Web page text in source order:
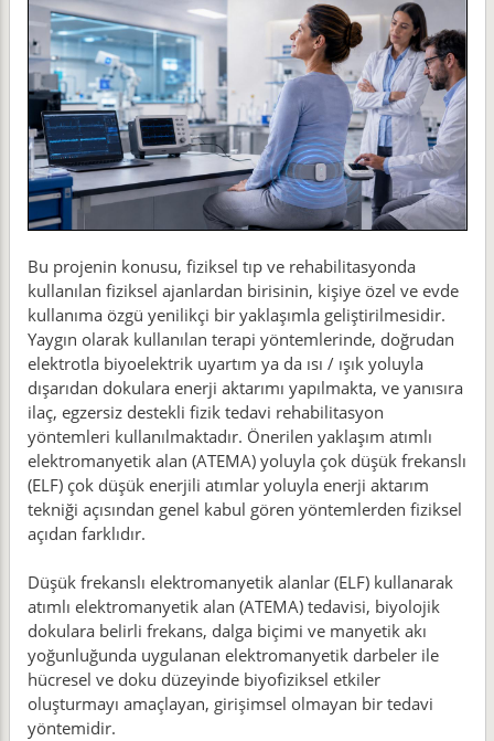
Bu projenin konusu, fiziksel tıp ve rehabilitasyonda
kullanılan fiziksel ajanlardan birisinin, kişiye özel ve evde
kullanıma özgü yenilikçi bir yaklaşımla geliştirilmesidir.
Yaygın olarak kullanılan terapi yöntemlerinde, doğrudan
elektrotla biyoelektrik uyartım ya da ısı / ışık yoluyla
dışarıdan dokulara enerji aktarımı yapılmakta, ve yanısıra
ilaç, egzersiz destekli fizik tedavi rehabilitasyon
yöntemleri kullanılmaktadır. Önerilen yaklaşım atımlı
elektromanyetik alan (ATEMA) yoluyla çok düşük frekanslı
(ELF) çok düşük enerjili atımlar yoluyla enerji aktarım
tekniği açısından genel kabul gören yöntemlerden fiziksel
açıdan farklıdır.
Düşük frekanslı elektromanyetik alanlar (ELF) kullanarak
atımlı elektromanyetik alan (ATEMA) tedavisi, biyolojik
dokulara belirli frekans, dalga biçimi ve manyetik akı
yoğunluğunda uygulanan elektromanyetik darbeler ile
hücresel ve doku düzeyinde biyofiziksel etkiler
oluşturmayı amaçlayan, girişimsel olmayan bir tedavi
yöntemidir.